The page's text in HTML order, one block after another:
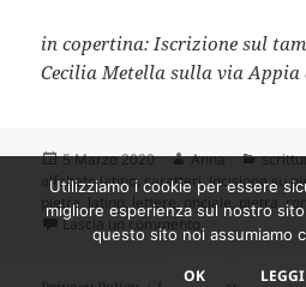
in copertina: Iscrizione sul
Cecilia Metella sulla via Appia
Scritto
il
5 Marzo 2020 Autore
Anna
alfabeto latino,caratteri,incisione su
pietra, latino,lettere onciale, pietra ,
Lascia un commentosu Storia della
Utilizziamo i cookie per essere
migliore esperienza sul nostro
questo sito noi assumiamo
OK